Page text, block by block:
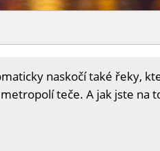
naskočí také řeky,
teče. A jak jste na